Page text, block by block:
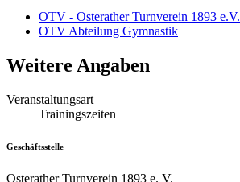
OTV - Osterather Turnverein 1893 e.V.
OTV Abteilung Gymnastik
Weitere Angaben
Veranstaltungsart
Trainingszeiten
Geschäftsstelle
Osterather Turnverein 1893 e. V.